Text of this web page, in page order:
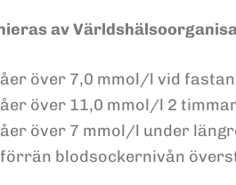
av
över 7,0 mmol/l vid
över 11,0 mmol/l 2
över 7 mmol/l under
blodsockernivån